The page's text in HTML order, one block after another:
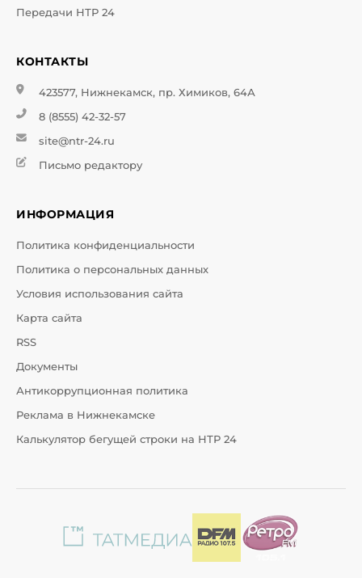
Передачи НТР 24
КОНТАКТЫ
423577, Нижнекамск, пр. Химиков, 64А
8 (8555) 42-32-57
site@ntr-24.ru
Письмо редактору
ИНФОРМАЦИЯ
Политика конфиденциальности
Политика о персональных данных
Условия использования сайта
Карта сайта
RSS
Документы
Антикоррупционная политика
Реклама в Нижнекамске
Калькулятор бегущей строки на НТР 24